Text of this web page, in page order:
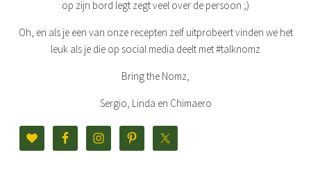
op zijn bord legt zegt veel over de persoon ;)
Oh, en als je een van onze recepten zelf uitprobeert vinden we het
leuk als je die op social media deelt met #talknomz
Bring the Nomz,
Sergio, Linda en Chimaero